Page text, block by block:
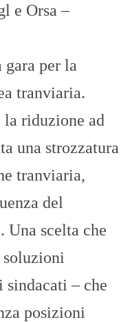
e Orsa –
per la
tranviaria.
la riduzione ad
una strozzatura
tranviaria,
del
Una scelta che
soluzioni
sindacati – che
posizioni